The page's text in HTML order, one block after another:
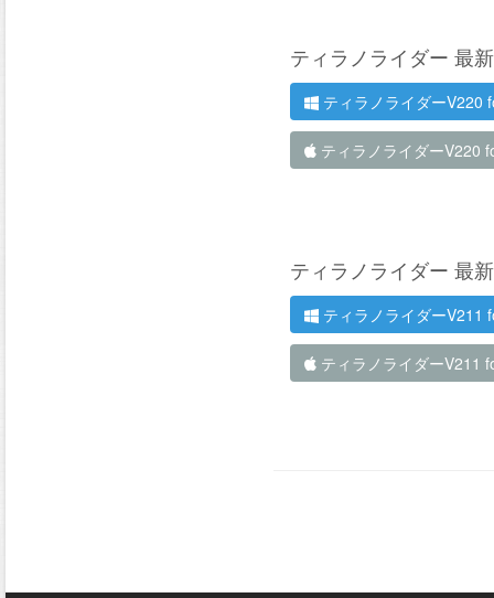
ティラノライダー
ティラノライダーV220
ティラノライダーV220
ティラノライダー
ティラノライダーV211
ティラノライダーV211